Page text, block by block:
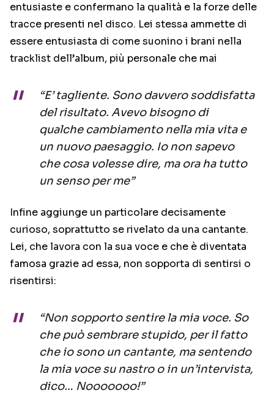
entusiaste e confermano la qualità e la forze delle
tracce presenti nel disco. Lei stessa ammette di
essere entusiasta di come suonino i brani nella
tracklist dell’album, più personale che mai
“E’ tagliente. Sono davvero soddisfatta
del risultato. Avevo bisogno di
qualche cambiamento nella mia vita e
un nuovo paesaggio. Io non sapevo
che cosa volesse dire, ma ora ha tutto
un senso per me”
Infine aggiunge un particolare decisamente
curioso, soprattutto se rivelato da una cantante.
Lei, che lavora con la sua voce e che è diventata
famosa grazie ad essa, non sopporta di sentirsi o
risentirsi:
“Non sopporto sentire la mia voce. So
che può sembrare stupido, per il fatto
che io sono un cantante, ma sentendo
la mia voce su nastro o in un’intervista,
dico… Nooooooo!”